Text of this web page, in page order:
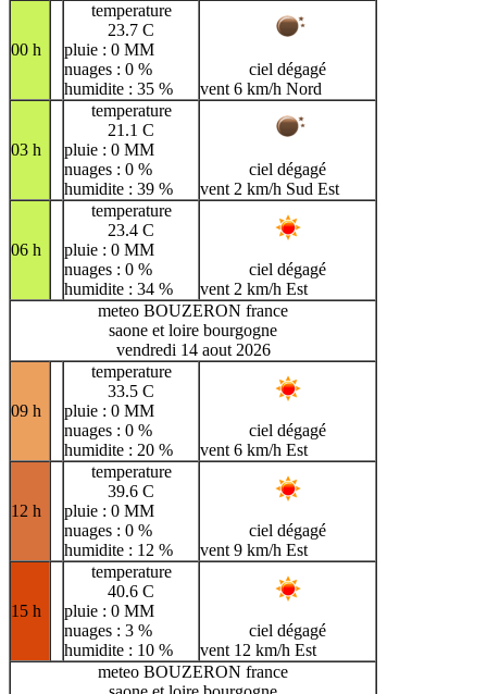
00 h
temperature
23.7 C
pluie : 0 MM
nuages : 0 %
humidite : 35 %
ciel dégagé
vent 6 km/h Nord
03 h
temperature
21.1 C
pluie : 0 MM
nuages : 0 %
humidite : 39 %
ciel dégagé
vent 2 km/h Sud Est
06 h
temperature
23.4 C
pluie : 0 MM
nuages : 0 %
humidite : 34 %
ciel dégagé
vent 2 km/h Est
meteo BOUZERON france
saone et loire bourgogne
vendredi 14 aout 2026
09 h
temperature
33.5 C
pluie : 0 MM
nuages : 0 %
humidite : 20 %
ciel dégagé
vent 6 km/h Est
12 h
temperature
39.6 C
pluie : 0 MM
nuages : 0 %
humidite : 12 %
ciel dégagé
vent 9 km/h Est
15 h
temperature
40.6 C
pluie : 0 MM
nuages : 3 %
humidite : 10 %
ciel dégagé
vent 12 km/h Est
meteo BOUZERON france